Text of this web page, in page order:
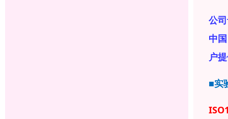
公
中
户
■实